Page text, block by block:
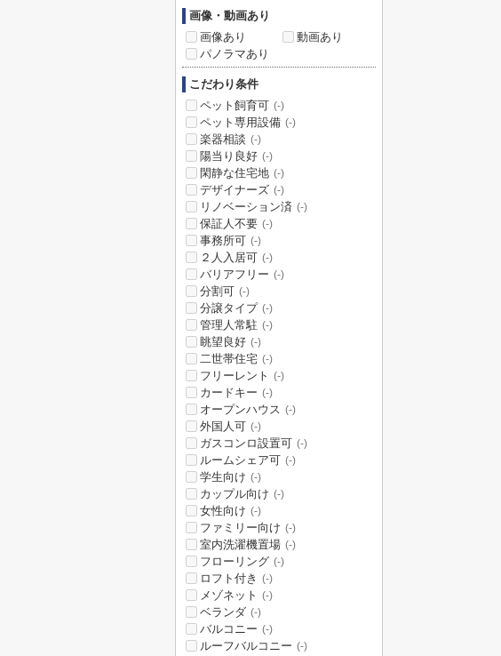
画像・動画あり
画像あり
動画あり
パノラマあり
こだわり条件
ペット飼育可 (-)
ペット専用設備 (-)
楽器相談 (-)
陽当り良好 (-)
閑静な住宅地 (-)
デザイナーズ (-)
リノベーション済 (-)
保証人不要 (-)
事務所可 (-)
２人入居可 (-)
バリアフリー (-)
分割可 (-)
分譲タイプ (-)
管理人常駐 (-)
眺望良好 (-)
二世帯住宅 (-)
フリーレント (-)
カードキー (-)
オープンハウス (-)
外国人可 (-)
ガスコンロ設置可 (-)
ルームシェア可 (-)
学生向け (-)
カップル向け (-)
女性向け (-)
ファミリー向け (-)
室内洗濯機置場 (-)
フローリング (-)
ロフト付き (-)
メゾネット (-)
ベランダ (-)
バルコニー (-)
ルーフバルコニー (-)